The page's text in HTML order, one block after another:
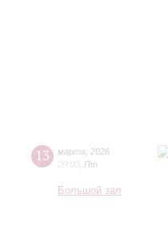
13 марта
2026
20:00 Пт
Большой зал